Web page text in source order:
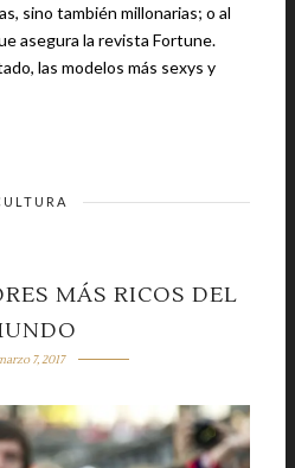
sino también millonarias; o al
asegura la revista Fortune.
las modelos más sexys y
MÁS RICOS DEL
7, 2017